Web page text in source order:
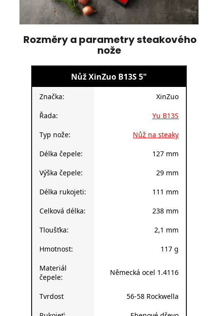
Rozměry a parametry steakového
nože
Nůž XinZuo B13S 5"
Značka: XinZuo
Řada: Yu B13S
Typ nože: Nůž na steaky
Délka čepele: 127 mm
Výška čepele: 29 mm
Délka rukojeti: 111 mm
Celková délka: 238 mm
Tloušťka: 2,1 mm
Hmotnost: 117 g
Materiál
čepele:
Německá ocel 1.4116
Tvrdost 56-58 Rockwella